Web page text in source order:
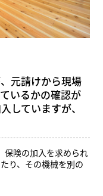
元請けから現場
いるかの確認が
していますが、
保険の加入を求められ
り、その機械を別の